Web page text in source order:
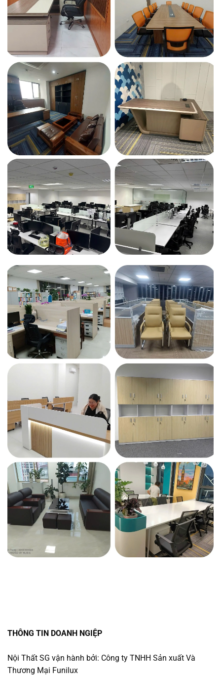
THÔNG TIN DOANH NGIỆP
Nội Thất SG vận hành bởi: Công ty TNHH Sản xuất Và
Thương Mại Funilux